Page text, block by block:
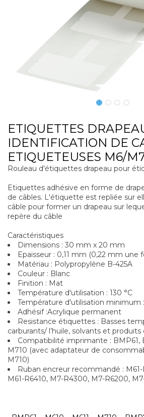
ETIQUETTES
IDENTIFICATION DE
ETIQUETEUSES M6/
Rouleau d'étiquettes drapeau pour
Etiquettes adhésive en forme de
de câbles. L'étiquette est repliée sur
câble pour former un drapeau sur
repère du câble
Caractéristiques
Dimensions : 30 mm x 20 mm
Epaisseur : 0,11 mm (0,22 mm une
Matériau : Polypropylène B-425A
Couleur : Blanc
Finition : Mat
Température d'utilisation : 130 °C
Température d'utilisation minimum
Adhésif :Acrylique permanent
Resistance étiquettes : Basses
carburants/ l’huile, solvants et
Compatibilité imprimante : BMP61,
M710 (avec adaptateur de
M710)
Ruban encreur recommandé : M61-
M61-R6410, M7-R4300, M7-R6200,